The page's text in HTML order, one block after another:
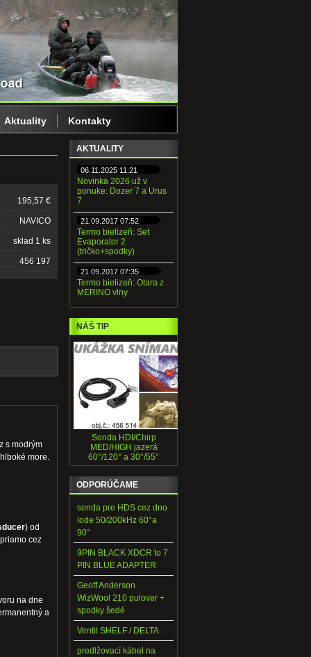
195,57 €
NAVICO
sklad 1 ks
456 197
s modrým
more.
) od
cez
na dne
a
AKTUALITY
06.11.2025 11:21
Novinka 2026 už v
ponuke: Dozer 7 a Urus
7
21.09.2017 07:52
Termo bielizeň: Set
Evaporator 2
(tričko+spodky)
21.09.2017 07:35
Termo bielizeň: Otara z
MERINO vlny
NÁŠ TIP
Sonda HDI/Chirp
MED/HIGH jazerá
60°/120° a 30°/55°
ODPORÚČAME
sonda pre HDS cez dno
lode 50/200kHz 60°a
90°
9PIN BLACK XDCR to 7
PIN BLUE ADAPTER
Geoff Anderson
WizWool 210 pulover +
spodky šedé
Ventil SHELF / DELTA
predlžovací kábel na
Aktuality Kontakty